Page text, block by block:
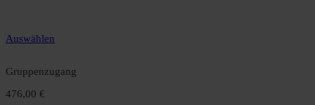
Auswählen
Gruppenzugang
476,00 €